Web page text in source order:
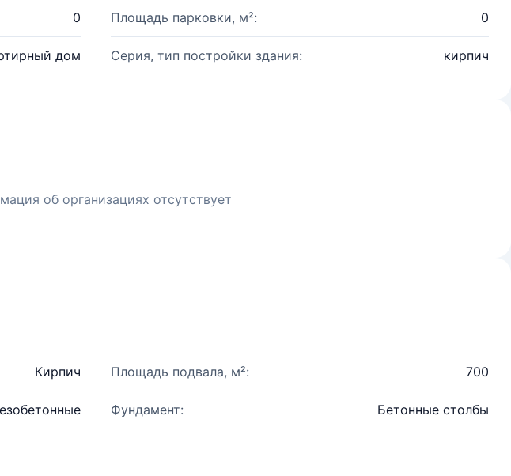
0 Площадь парковки, м²: 0
дом Серия, тип постройки здания: кирпич
об организациях отсутствует
Кирпич Площадь подвала, м²: 700
Фундамент: Бетонные столбы